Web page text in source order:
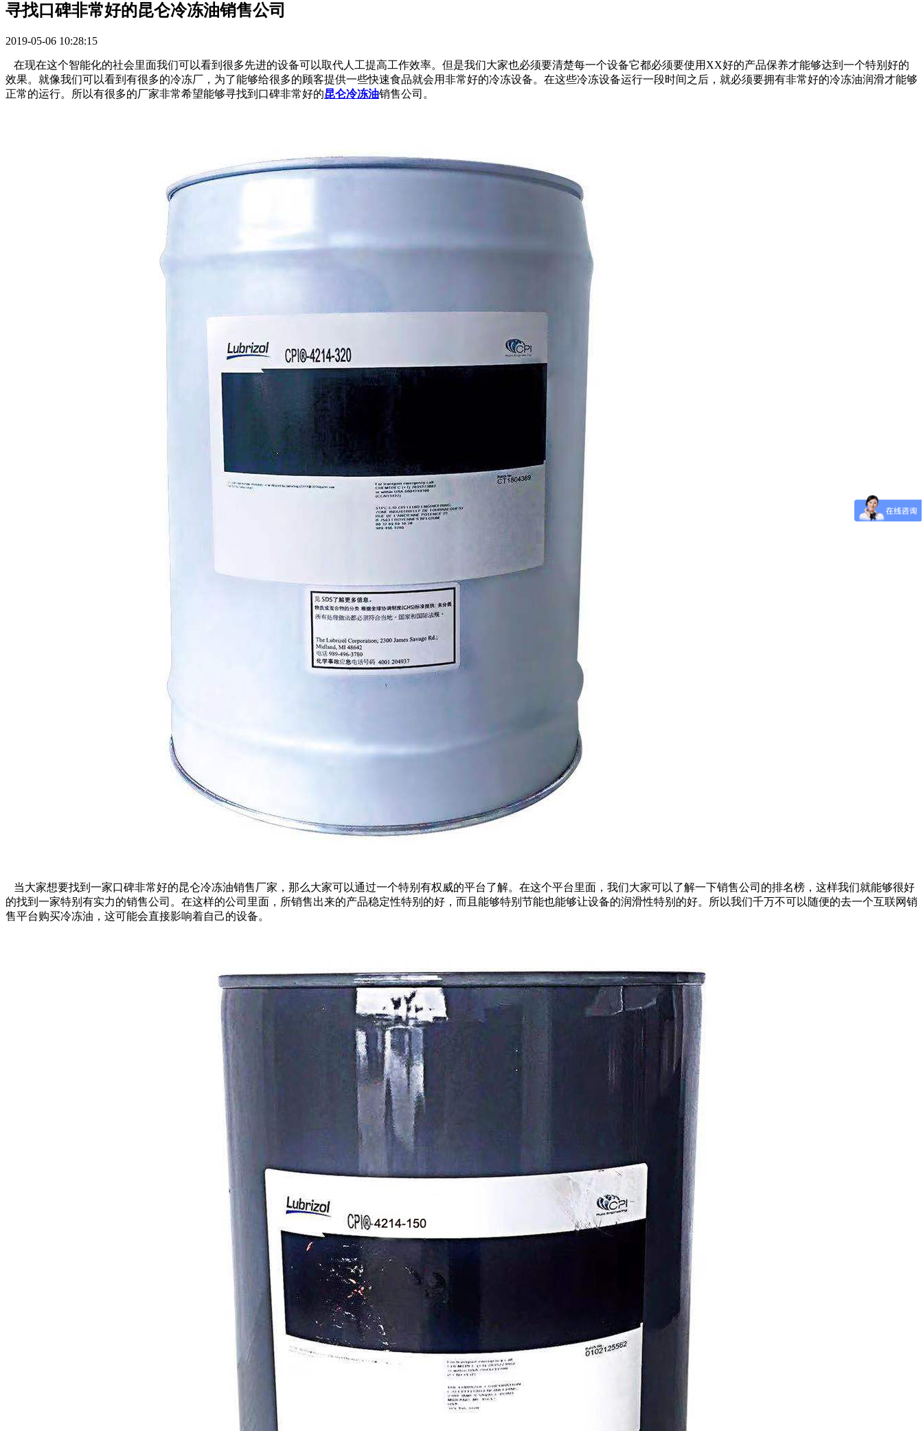
寻找口碑非常好的昆仑冷冻油销售公司
2019-05-06 10:28:15
在现在这个智能化的社会里面我们可以看到很多先进的设备可以取代人工提高工作效率。但是我们大家也必须要清楚每一个设备它都必须要使用XX好的产品保养才能够达到一个特别好的
效果。就像我们可以看到有很多的冷冻厂，为了能够给很多的顾客提供一些快速食品就会用非常好的冷冻设备。在这些冷冻设备运行一段时间之后，就必须要拥有非常好的冷冻油润滑才能够
正常的运行。所以有很多的厂家非常希望能够寻找到口碑非常好的昆仑冷冻油销售公司。
当大家想要找到一家口碑非常好的昆仑冷冻油销售厂家，那么大家可以通过一个特别有权威的平台了解。在这个平台里面，我们大家可以了解一下销售公司的排名榜，这样我们就能够很好
的找到一家特别有实力的销售公司。在这样的公司里面，所销售出来的产品稳定性特别的好，而且能够特别节能也能够让设备的润滑性特别的好。所以我们千万不可以随便的去一个互联网销
售平台购买冷冻油，这可能会直接影响着自己的设备。